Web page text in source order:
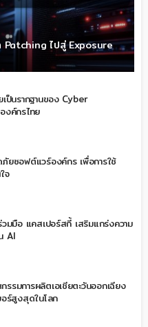
Patching ไปสู่ Exposure
ป็นรากฐานของ Cyber
งค์กรไทย
ยซอฟต์แวร์องค์กร เพื่อการใช้
จ
มมือ แคสเปอร์สกี้ เสริมแกร่งความ
AI
รมการผลิตเอเชียตะวันออกเฉียง
อร์สูงสุดในโลก